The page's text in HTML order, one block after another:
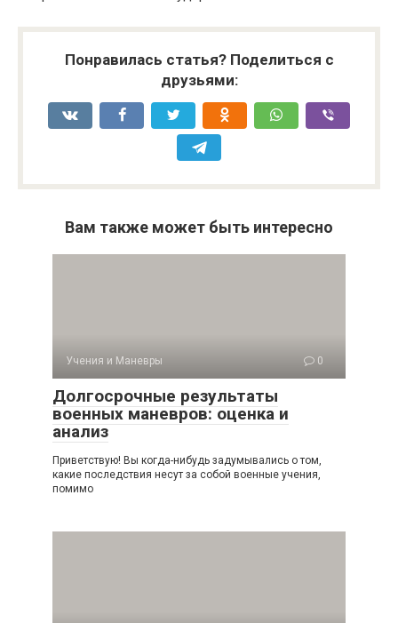
Понравилась статья? Поделиться с
друзьями:
Вам также может быть интересно
Учения и Маневры 0
Долгосрочные результаты
военных маневров: оценка и
анализ
Приветствую! Вы когда-нибудь задумывались о том,
какие последствия несут за собой военные учения,
помимо